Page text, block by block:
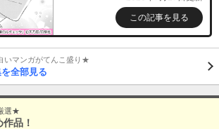
この記事を見る
いマンガがてんこ盛り★
全部見る
選★
品！